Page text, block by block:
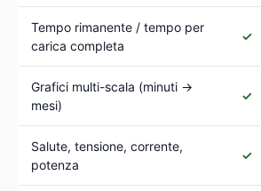
Tempo rimanente / tempo per
carica completa
✓
Grafici multi-scala (minuti →
mesi)
✓
Salute, tensione, corrente,
potenza
✓